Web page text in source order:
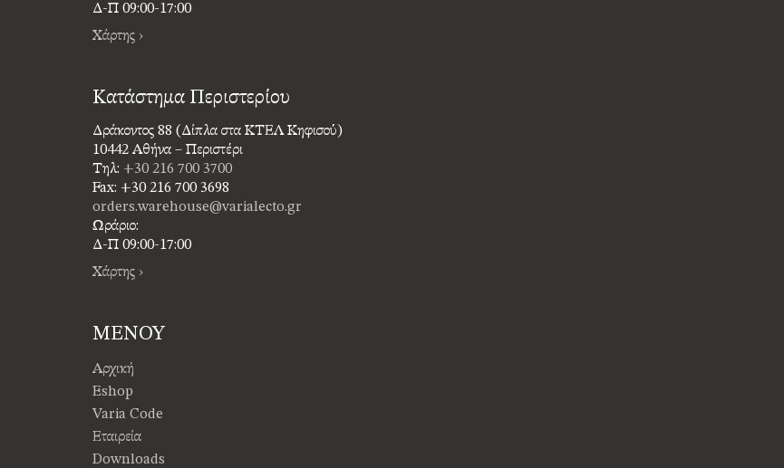
Δ-Π 09:00-17:00
Χάρτης ›
Κατάστημα Περιστερίου
Δράκοντος 88 (Δίπλα στα ΚΤΕΛ Κηφισού)
10442 Αθήνα – Περιστέρι
Τηλ: +30 216 700 3700
Fax: +30 216 700 3698
orders.warehouse@varialecto.gr
Ωράριο:
Δ-Π 09:00-17:00
Χάρτης ›
ΜΕΝΟΥ
Αρχική
Eshop
Varia Code
Εταιρεία
Downloads